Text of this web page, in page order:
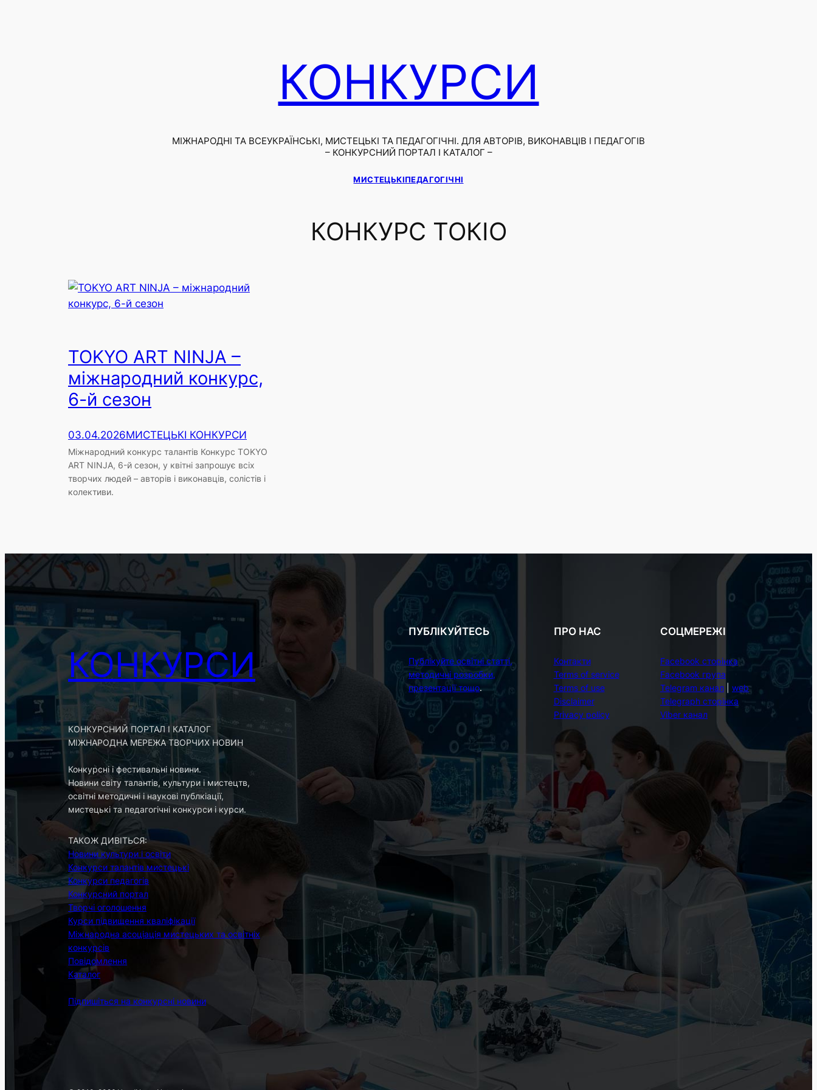
КОНКУРСИ
МІЖНАРОДНІ ТА ВСЕУКРАЇНСЬКІ, МИСТЕЦЬКІ ТА ПЕДАГОГІЧНІ. ДЛЯ АВТОРІВ, ВИКОНАВЦІВ І ПЕДАГОГІВ
– КОНКУРСНИЙ ПОРТАЛ І КАТАЛОГ –
МИСТЕЦЬКІПЕДАГОГІЧНІ
КОНКУРС ТОКІО
TOKYO ART NINJA –
міжнародний конкурс,
6-й сезон
03.04.2026МИСТЕЦЬКІ КОНКУРСИ
Міжнародний конкурс талантів Конкурс TOKYO
ART NINJA, 6-й сезон, у квітні запрошує всіх
творчих людей – авторів і виконавців, солістів і
колективи.
КОНКУРСИ
КОНКУРСНИЙ ПОРТАЛ І КАТАЛОГ
МІЖНАРОДНА МЕРЕЖА ТВОРЧИХ НОВИН
Конкурсні і фестивальні новини.
Новини світу талантів, культури і мистецтв,
освітні методичні і наукові публкіації,
мистецькі та педагогічні конкурси і курси.
ТАКОЖ ДИВІТЬСЯ:
Новини культури і освіти
Конкурси талантів мистецькі
Конкурси педагогів
Конкурсний портал
Творчі оголошення
Курси підвищення кваліфікації
Міжнародна асоціація мистецьких та освітніх
конкурсів
Повідомлення
Каталог
Підпишіться на конкурсні новини
ПУБЛІКУЙТЕСЬ
Публікуйте освітні статті,
методичні розробки,
презентації тощо.
ПРО НАС
Контакти
Terms of service
Terms of use
Disclaimer
Privacy policy
СОЦМЕРЕЖІ
Facebook сторінка
Facebook група
Telegram канал
web
Telegraph сторінка
Viber канал